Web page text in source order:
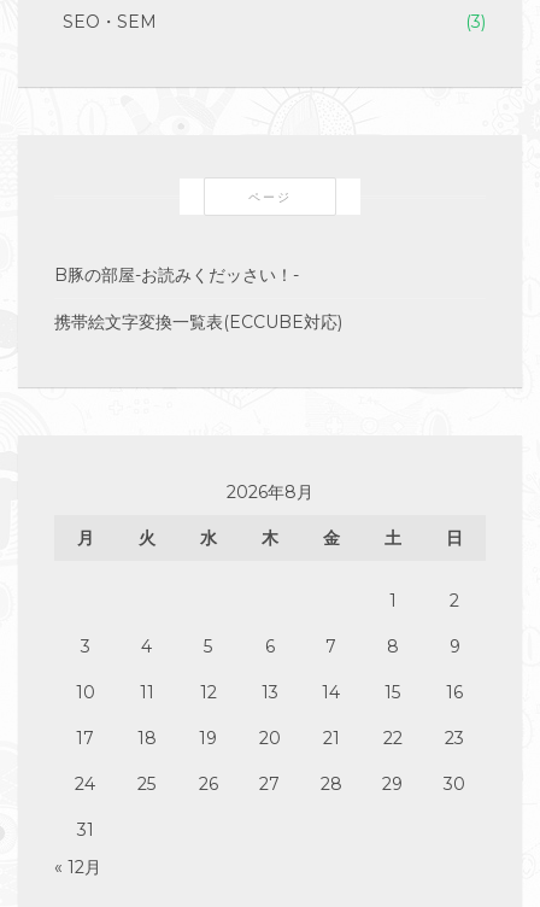
SEO・SEM (3)
ページ
B豚の部屋-お読みくだッさい！-
携帯絵文字変換一覧表(ECCUBE対応)
2026年8月
月 火 水 木 金 土 日
1 2
3 4 5 6 7 8 9
10 11 12 13 14 15 16
17 18 19 20 21 22 23
24 25 26 27 28 29 30
31
« 12月